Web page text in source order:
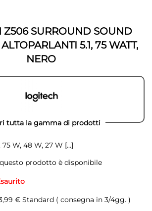
Z506 SURROUND SOUND
5.1, 75 WATT,
NERO
tutta la gamma di prodotti
75 W, 48 W, 27 W [...]
prodotto è disponibile
€ Standard ( consegna in 3/4gg. )